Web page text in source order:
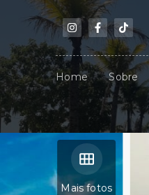
Home Sobre
Mais fotos